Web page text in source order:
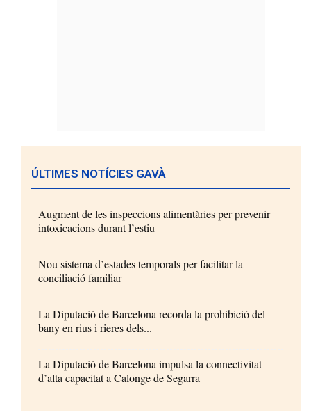
ÚLTIMES NOTÍCIES GAVÀ
Augment de les inspeccions alimentàries per prevenir
intoxicacions durant l’estiu
Nou sistema d’estades temporals per facilitar la
conciliació familiar
La Diputació de Barcelona recorda la prohibició del
bany en rius i rieres dels...
La Diputació de Barcelona impulsa la connectivitat
d’alta capacitat a Calonge de Segarra